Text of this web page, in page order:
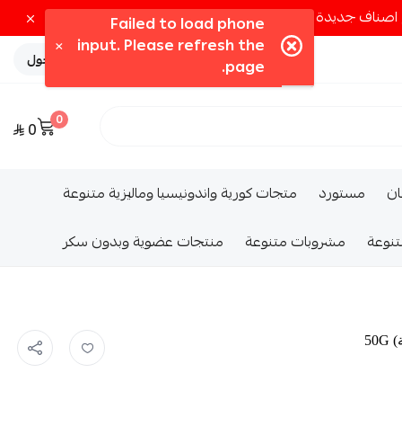
تسجيل الدخول
0
0
مستورد
متجات كورية واندونيسيا وماليزية متنوعة
مشروبات متنوعة منتجات عضوية وبدون سكر